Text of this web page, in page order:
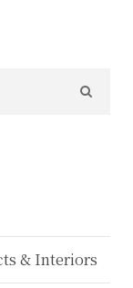
& Interiors